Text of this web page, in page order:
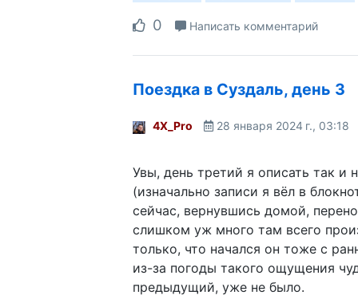
0 Написать комментарий
Поездка в Суздаль, день 3
4X_Pro 28 января 2024 г., 03:18
Увы, день третий я описать так и
(изначально записи я вёл в
сейчас, вернувшись домой,
слишком уж много там всего
только, что начался он тоже с
из-за погоды такого ощущения
предыдущий, уже не было.